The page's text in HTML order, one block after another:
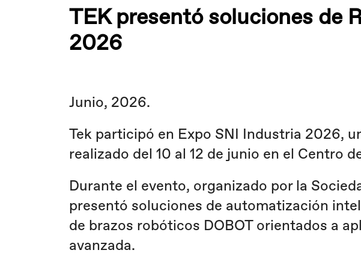
TEK presentó soluciones de
2026
Junio, 2026.
Tek participó en Expo SNI Industria 2026,
realizado del 10 al 12 de junio en el Centro
Durante el evento, organizado por la
presentó soluciones de automatización
de brazos robóticos DOBOT orientados a
avanzada.